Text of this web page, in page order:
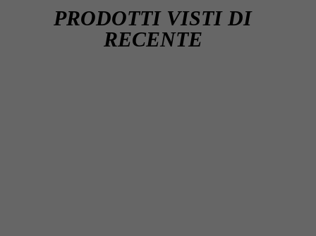
PRODOTTI VISTI DI
RECENTE